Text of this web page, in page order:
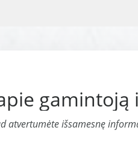
atvertumėte išsamesnę